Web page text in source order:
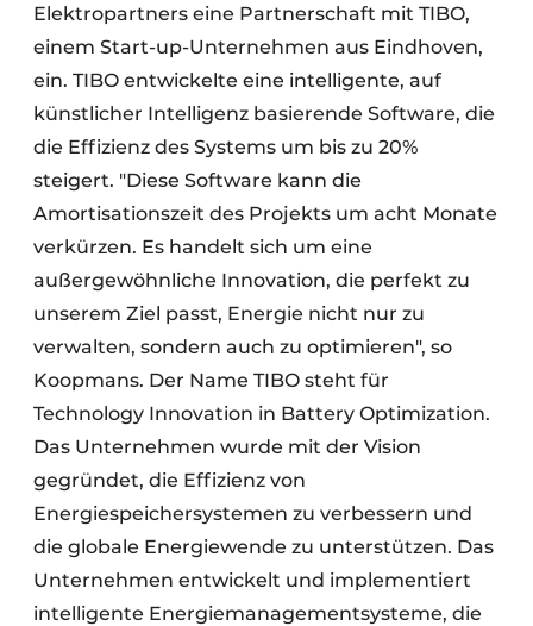
Elektropartners eine Partnerschaft mit TIBO,
einem Start-up-Unternehmen aus Eindhoven,
ein. TIBO entwickelte eine intelligente, auf
künstlicher Intelligenz basierende Software, die
die Effizienz des Systems um bis zu 20%
steigert. "Diese Software kann die
Amortisationszeit des Projekts um acht Monate
verkürzen. Es handelt sich um eine
außergewöhnliche Innovation, die perfekt zu
unserem Ziel passt, Energie nicht nur zu
verwalten, sondern auch zu optimieren", so
Koopmans. Der Name TIBO steht für
Technology Innovation in Battery Optimization.
Das Unternehmen wurde mit der Vision
gegründet, die Effizienz von
Energiespeichersystemen zu verbessern und
die globale Energiewende zu unterstützen. Das
Unternehmen entwickelt und implementiert
intelligente Energiemanagementsysteme, die